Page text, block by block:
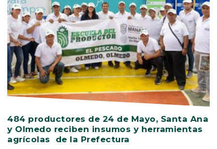
484 productores de 24 de Mayo, Santa Ana
y Olmedo reciben insumos y herramientas
agrícolas de la Prefectura